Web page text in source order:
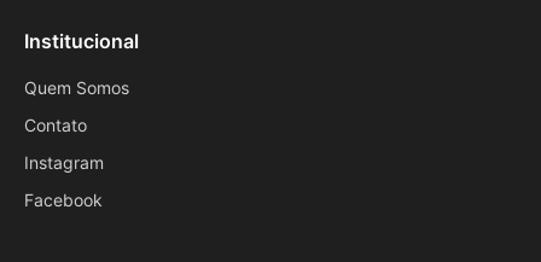
Institucional
Quem Somos
Contato
Instagram
Facebook